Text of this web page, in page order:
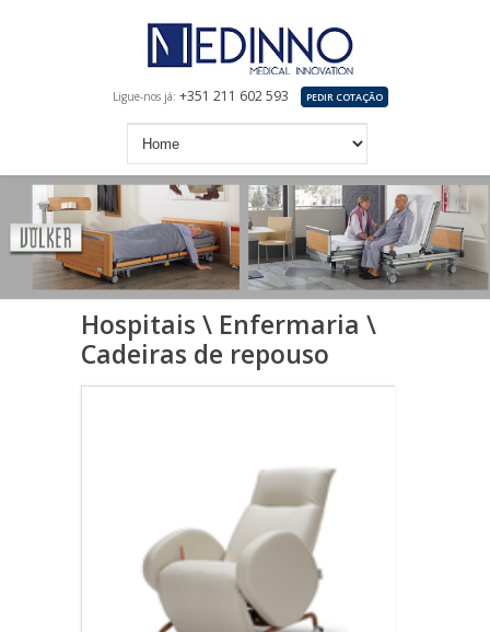
Ligue-nos já: +351 211 602 593 PEDIR COTAÇÃO
Hospitais \ Enfermaria \
Cadeiras de repouso